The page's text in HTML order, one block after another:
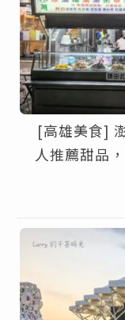
[高雄美食]
人推薦甜品